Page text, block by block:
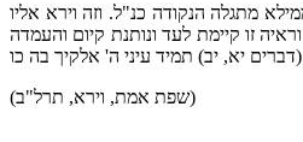
מתגלה הנקודה כנ"ל. וזה וירא אליו
זו קיימת לעד ונותנת קיום והעמדה
(שפת אמת, וירא, תרל"ב)